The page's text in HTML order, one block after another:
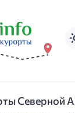
Северной